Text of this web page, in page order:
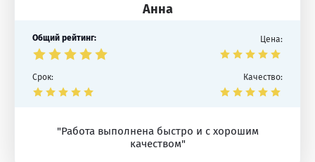
Анна
Общий рейтинг: Цена:
Срок: Качество:
"Работа выполнена быстро и с хорошим
качеством"